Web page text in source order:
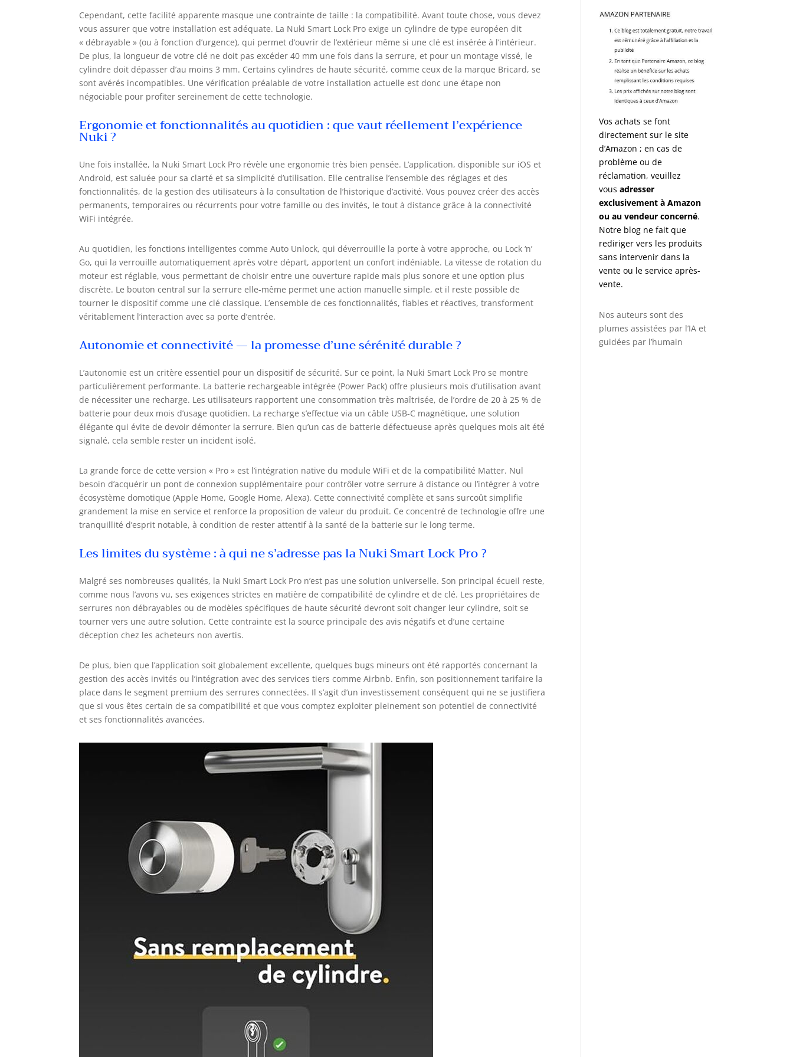
Cependant, cette facilité apparente masque une contrainte de taille : la compatibilité. Avant toute chose, vous devez
vous assurer que votre installation est adéquate. La Nuki Smart Lock Pro exige un cylindre de type européen dit
« débrayable » (ou à fonction d’urgence), qui permet d’ouvrir de l’extérieur même si une clé est insérée à l’intérieur.
De plus, la longueur de votre clé ne doit pas excéder 40 mm une fois dans la serrure, et pour un montage vissé, le
cylindre doit dépasser d’au moins 3 mm. Certains cylindres de haute sécurité, comme ceux de la marque Bricard, se
sont avérés incompatibles. Une vérification préalable de votre installation actuelle est donc une étape non
négociable pour profiter sereinement de cette technologie.
Ergonomie et fonctionnalités au quotidien : que vaut réellement l’expérience
Nuki ?
Une fois installée, la Nuki Smart Lock Pro révèle une ergonomie très bien pensée. L’application, disponible sur iOS et
Android, est saluée pour sa clarté et sa simplicité d’utilisation. Elle centralise l’ensemble des réglages et des
fonctionnalités, de la gestion des utilisateurs à la consultation de l’historique d’activité. Vous pouvez créer des accès
permanents, temporaires ou récurrents pour votre famille ou des invités, le tout à distance grâce à la connectivité
WiFi intégrée.
Au quotidien, les fonctions intelligentes comme Auto Unlock, qui déverrouille la porte à votre approche, ou Lock ‘n’
Go, qui la verrouille automatiquement après votre départ, apportent un confort indéniable. La vitesse de rotation du
moteur est réglable, vous permettant de choisir entre une ouverture rapide mais plus sonore et une option plus
discrète. Le bouton central sur la serrure elle-même permet une action manuelle simple, et il reste possible de
tourner le dispositif comme une clé classique. L’ensemble de ces fonctionnalités, fiables et réactives, transforment
véritablement l’interaction avec sa porte d’entrée.
Autonomie et connectivité — la promesse d’une sérénité durable ?
L’autonomie est un critère essentiel pour un dispositif de sécurité. Sur ce point, la Nuki Smart Lock Pro se montre
particulièrement performante. La batterie rechargeable intégrée (Power Pack) offre plusieurs mois d’utilisation avant
de nécessiter une recharge. Les utilisateurs rapportent une consommation très maîtrisée, de l’ordre de 20 à 25 % de
batterie pour deux mois d’usage quotidien. La recharge s’effectue via un câble USB-C magnétique, une solution
élégante qui évite de devoir démonter la serrure. Bien qu’un cas de batterie défectueuse après quelques mois ait été
signalé, cela semble rester un incident isolé.
La grande force de cette version « Pro » est l’intégration native du module WiFi et de la compatibilité Matter. Nul
besoin d’acquérir un pont de connexion supplémentaire pour contrôler votre serrure à distance ou l’intégrer à votre
écosystème domotique (Apple Home, Google Home, Alexa). Cette connectivité complète et sans surcoût simplifie
grandement la mise en service et renforce la proposition de valeur du produit. Ce concentré de technologie offre une
tranquillité d’esprit notable, à condition de rester attentif à la santé de la batterie sur le long terme.
Les limites du système : à qui ne s’adresse pas la Nuki Smart Lock Pro ?
Malgré ses nombreuses qualités, la Nuki Smart Lock Pro n’est pas une solution universelle. Son principal écueil reste,
comme nous l’avons vu, ses exigences strictes en matière de compatibilité de cylindre et de clé. Les propriétaires de
serrures non débrayables ou de modèles spécifiques de haute sécurité devront soit changer leur cylindre, soit se
tourner vers une autre solution. Cette contrainte est la source principale des avis négatifs et d’une certaine
déception chez les acheteurs non avertis.
De plus, bien que l’application soit globalement excellente, quelques bugs mineurs ont été rapportés concernant la
gestion des accès invités ou l’intégration avec des services tiers comme Airbnb. Enfin, son positionnement tarifaire la
place dans le segment premium des serrures connectées. Il s’agit d’un investissement conséquent qui ne se justifiera
que si vous êtes certain de sa compatibilité et que vous comptez exploiter pleinement son potentiel de connectivité
et ses fonctionnalités avancées.
Vos achats se font
directement sur le site
d’Amazon ; en cas de
problème ou de
réclamation, veuillez
vousadresser
exclusivement à Amazon
ou au vendeur concerné.
Notre blog ne fait que
rediriger vers les produits
sans intervenir dans la
vente ou le service après-
vente.
Nos auteurs sont des
plumes assistées par l’IA et
guidées par l’humain